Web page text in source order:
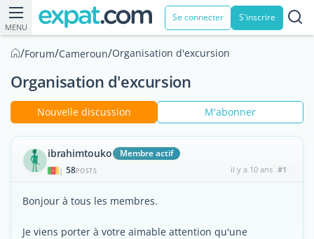
MENU
Se connecter S'inscrire
/Forum/Cameroun/Organisation d'excursion
Organisation d'excursion
Nouvelle discussion M'abonner
ibrahimtouko Membre actif
| 58POSTS il y a 10 ans #1
Bonjour à tous les membres.
Je viens porter à votre aimable attention qu'une